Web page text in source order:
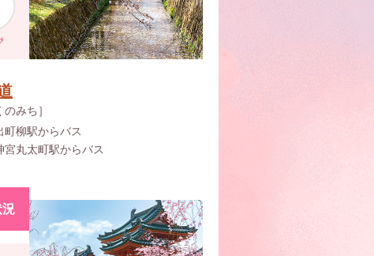
のみち］
町柳駅からバス
宮丸太町駅からバス
況